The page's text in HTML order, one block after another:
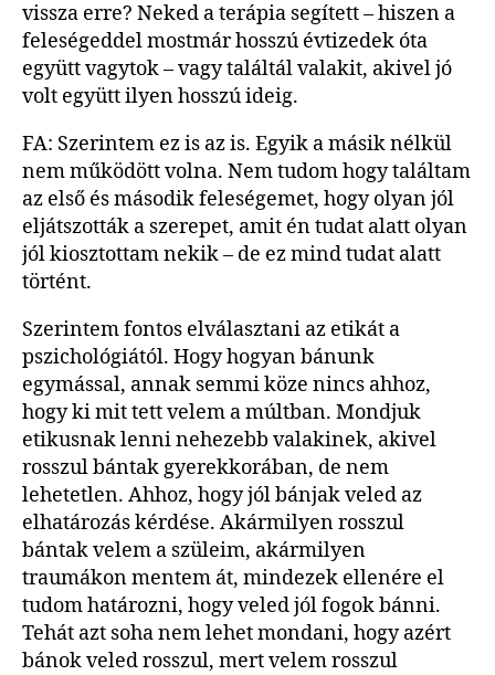
vissza erre? Neked a terápia segített – hiszen a
feleségeddel mostmár hosszú évtizedek óta
együtt vagytok – vagy találtál valakit, akivel jó
volt együtt ilyen hosszú ideig.
FA: Szerintem ez is az is. Egyik a másik nélkül
nem működött volna. Nem tudom hogy találtam
az első és második feleségemet, hogy olyan jól
eljátszották a szerepet, amit én tudat alatt olyan
jól kiosztottam nekik – de ez mind tudat alatt
történt.
Szerintem fontos elválasztani az etikát a
pszichológiától. Hogy hogyan bánunk
egymással, annak semmi köze nincs ahhoz,
hogy ki mit tett velem a múltban. Mondjuk
etikusnak lenni nehezebb valakinek, akivel
rosszul bántak gyerekkorában, de nem
lehetetlen. Ahhoz, hogy jól bánjak veled az
elhatározás kérdése. Akármilyen rosszul
bántak velem a szüleim, akármilyen
traumákon mentem át, mindezek ellenére el
tudom határozni, hogy veled jól fogok bánni.
Tehát azt soha nem lehet mondani, hogy azért
bánok veled rosszul, mert velem rosszul